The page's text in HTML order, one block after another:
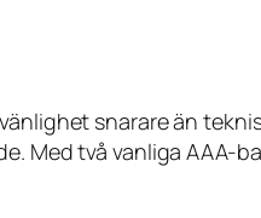
snarare än
Med två vanliga AAA-